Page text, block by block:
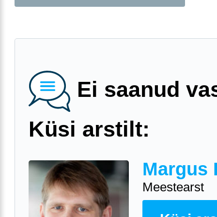
Ei saanud
Küsi arstilt:
Margus
Meestearst